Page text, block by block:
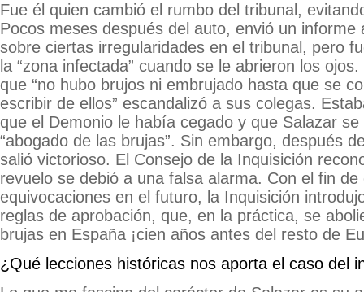
Fue él quien cambió el rumbo del tribunal,
Pocos meses después del auto, envió un informe
sobre ciertas irregularidades en el tribunal, pero
la “zona infectada” cuando se le abrieron los
que “no hubo brujos ni embrujado hasta que se
escribir de ellos” escandalizó a sus colegas.
que el Demonio le había cegado y que Salazar
“abogado de las brujas”. Sin embargo, después
salió victorioso. El Consejo de la Inquisición
revuelo se debió a una falsa alarma. Con el fin
equivocaciones en el futuro, la Inquisición
reglas de aprobación, que, en la práctica, se
brujas en España ¡cien años antes del resto de
¿Qué lecciones históricas nos aporta el caso del